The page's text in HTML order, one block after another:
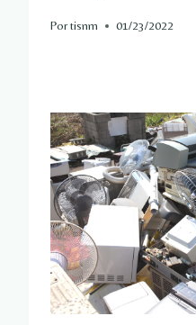
Portisnm 01/23/2022